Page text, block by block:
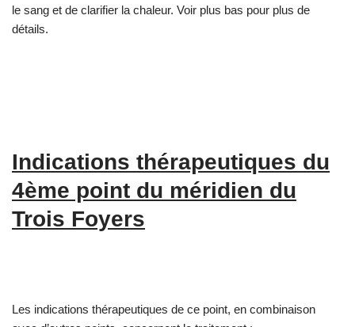
le sang et de clarifier la chaleur. Voir plus bas pour plus de
détails.
Indications thérapeutiques du
4ème point du méridien du
Trois Foyers
Les indications thérapeutiques de ce point, en combinaison